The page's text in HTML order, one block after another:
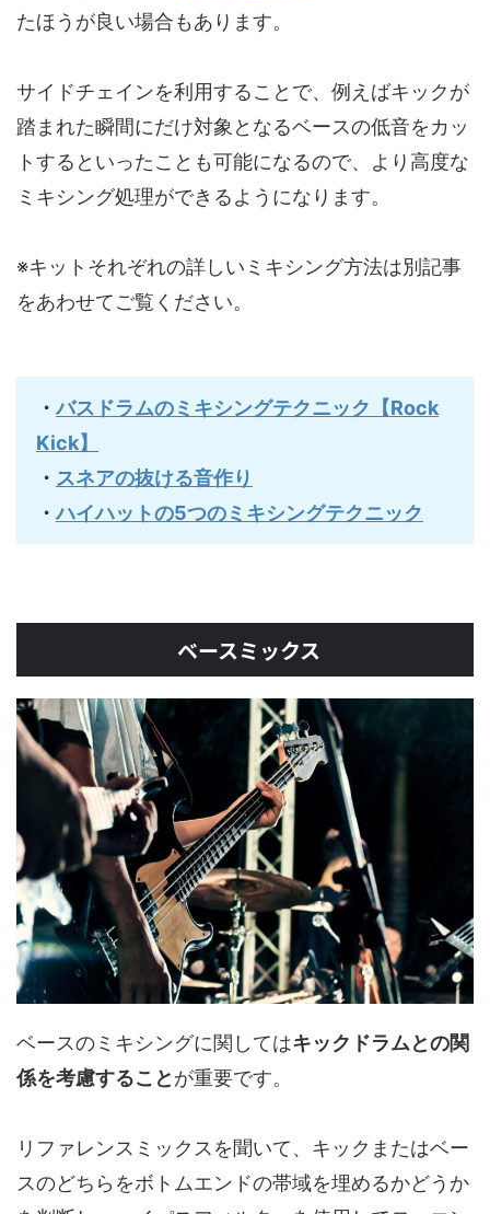
たほうが良い場合もあります。
サイドチェインを利用することで、例えばキックが
踏まれた瞬間にだけ対象となるベースの低音をカッ
トするといったことも可能になるので、より高度な
ミキシング処理ができるようになります。
※キットそれぞれの詳しいミキシング方法は別記事
をあわせてご覧ください。
・バスドラムのミキシングテクニック【Rock
Kick】
・ スネアの抜ける音作り
・ハイハットの5つのミキシングテクニック
ベースミックス
ベースのミキシングに関してはキックドラムとの関
係を考慮することが重要です。
リファレンスミックスを聞いて、キックまたはベー
スのどちらをボトムエンドの帯域を埋めるかどうか